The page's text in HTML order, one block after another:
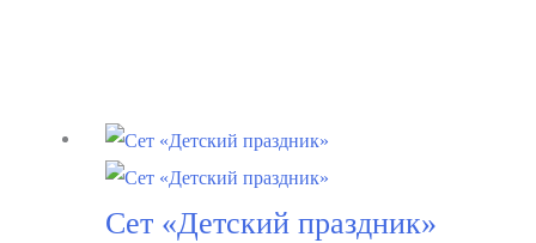
Сет «Детский праздник»